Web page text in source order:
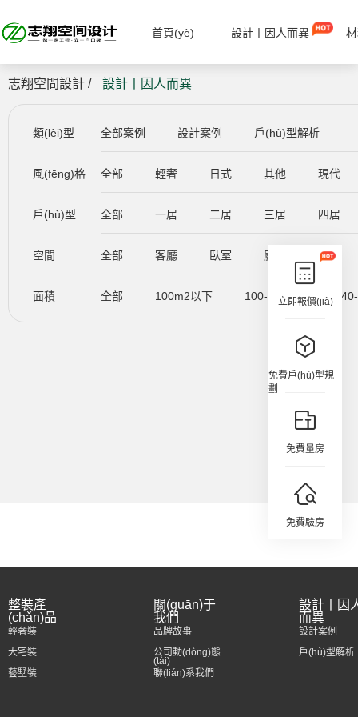
首頁(yè) 設計丨因人而異
立即報價(jià)
免費戶(hù)型規
劃
免費量房
免費驗房
志翔空間設計 / 設計丨因人而異
類(lèi)型 全部案例 設計案例 戶(hù)型解析
風(fēng)格 全部 輕奢 日式 其他 現代
戶(hù)型 全部 一居 二居 三居 四居
空間 全部 客廳 臥室 廚房 餐廳
面積 全部 100m2以下 100-140m2
整裝產
(chǎn)品
輕奢裝
大宅裝
藝墅裝
關(guān)于
我們
品牌故事
公司動(dòng)態
(tài)
聯(lián)系我們
設計丨因
而異
設計案例
戶(hù)型解析